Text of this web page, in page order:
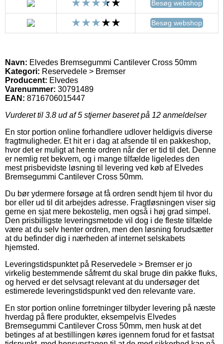
Besøg webshop
Besøg webshop
Navn: Elvedes Bremsegummi Cantilever Cross 50mm
Kategori: Reservedele > Bremser
Producent: Elvedes
Varenummer: 30791489
EAN: 8716706015447
Vurderet til 3.8 ud af 5 stjerner baseret på 12 anmeldelser
En stor portion online forhandlere udlover heldigvis diverse
fragtmuligheder. Et hit er i dag at afsende til en pakkeshop,
hvor det er muligt at hente ordren når der er tid til det. Denne
er nemlig ret bekvem, og i mange tilfælde ligeledes den
mest prisbevidste løsning til levering ved køb af Elvedes
Bremsegummi Cantilever Cross 50mm.
Du bør ydermere forsøge at få ordren sendt hjem til hvor du
bor eller ud til dit arbejdes adresse. Fragtløsningen viser sig
gerne en sjat mere bekostelig, men også i høj grad simpel.
Den prisbilligste leveringsmetode vil dog i de fleste tilfælde
være at du selv henter ordren, men den løsning forudsætter
at du befinder dig i nærheden af internet selskabets
hjemsted.
Leveringstidspunktet på Reservedele > Bremser er jo
virkelig bestemmende såfremt du skal bruge din pakke fluks,
og herved er det selvsagt relevant at du undersøger det
estimerede leveringstidspunkt ved den relevante vare.
En stor portion online forretninger tilbyder levering på næste
hverdag på flere produkter, eksempelvis Elvedes
Bremsegummi Cantilever Cross 50mm, men husk at det
betinges af at bestillingen køres igennem forud for et fastsat